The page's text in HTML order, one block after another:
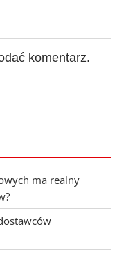
komentarz.
ma realny